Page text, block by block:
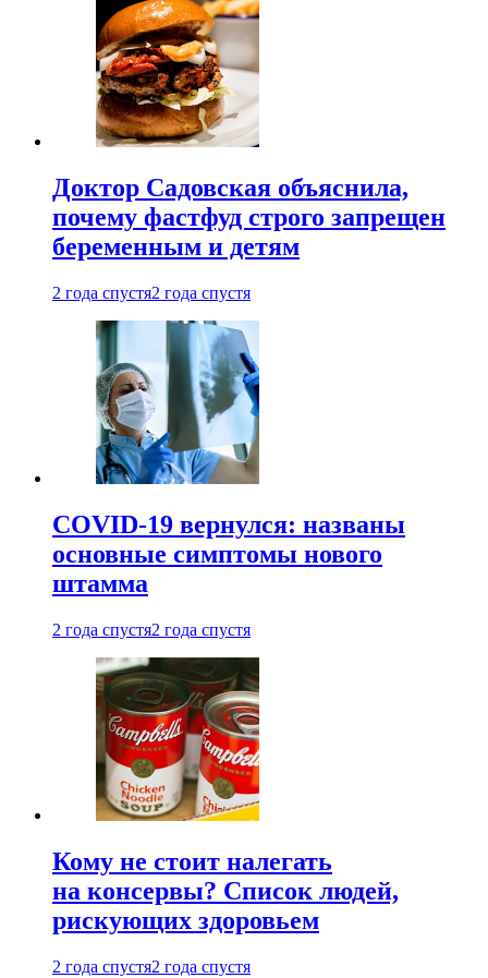
Доктор Садовская объяснила,
почему фастфуд строго запрещен
беременным и детям
2 года спустя2 года спустя
COVID-19 вернулся: названы
основные симптомы нового
штамма
2 года спустя2 года спустя
Кому не стоит налегать
на консервы? Список людей,
рискующих здоровьем
2 года спустя2 года спустя